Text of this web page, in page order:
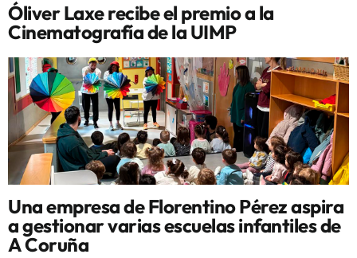
Óliver Laxe recibe el premio a la
Cinematografía de la UIMP
Una empresa de Florentino Pérez aspira
a gestionar varias escuelas infantiles de
A Coruña